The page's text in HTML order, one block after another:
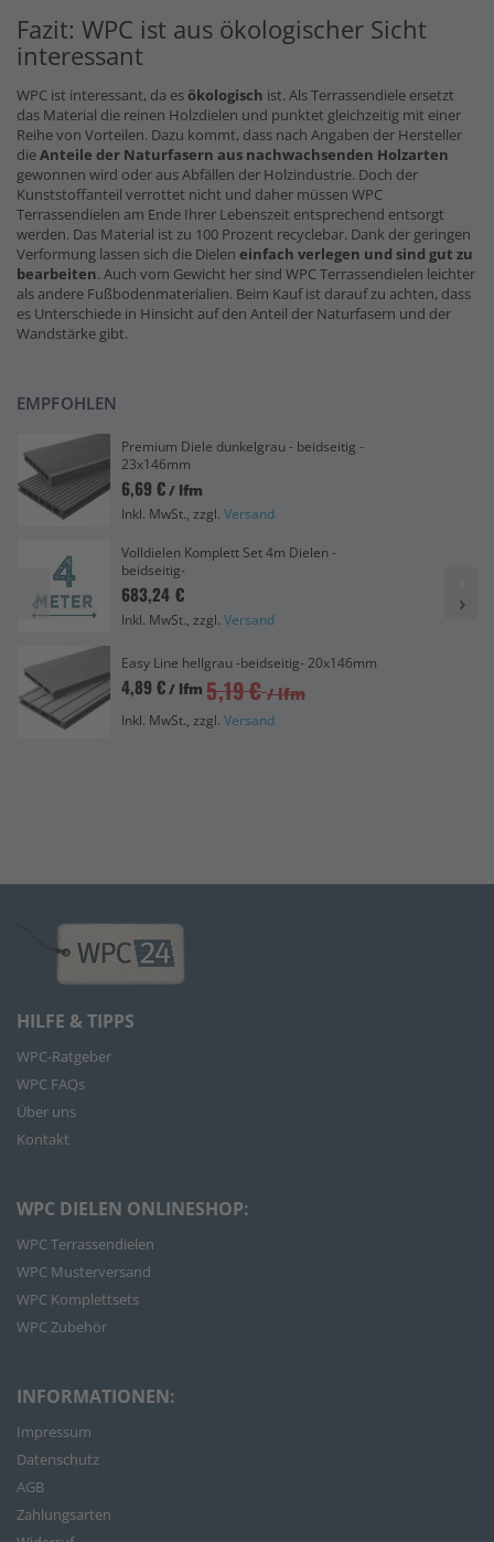
Fazit: WPC ist aus ökologischer Sicht
interessant
WPC ist interessant, da esökologisch ist. Als Terrassendiele ersetzt
das Material die reinen Holzdielen und punktet gleichzeitig mit einer
Reihe von Vorteilen. Dazu kommt, dass nach Angaben der Hersteller
dieAnteile der Naturfasern aus nachwachsenden Holzarten
gewonnen wird oder aus Abfällen der Holzindustrie. Doch der
Kunststoffanteil verrottet nicht und daher müssen WPC
Terrassendielen am Ende Ihrer Lebenszeit entsprechend entsorgt
werden. Das Material ist zu 100 Prozent recyclebar. Dank der geringen
Verformung lassen sich die Dielen einfach verlegen und sind gut zu
bearbeiten. Auch vom Gewicht her sind WPC Terrassendielen leichter
als andere Fußbodenmaterialien. Beim Kauf ist darauf zu achten, dass
es Unterschiede in Hinsicht auf den Anteil der Naturfasern und der
Wandstärke gibt.
EMPFOHLEN
Premium Diele dunkelgrau - beidseitig -
23x146mm
6,69 €/ lfm
Inkl. MwSt., zzgl. Versand
Volldielen Komplett Set 4m Dielen -
beidseitig-
683,24 €
Inkl. MwSt., zzgl. Versand
Easy Line hellgrau -beidseitig- 20x146mm
4,89 €/ lfm 5,19 € / lfm
Inkl. MwSt., zzgl. Versand
HILFE & TIPPS
WPC-Ratgeber
WPC FAQs
Über uns
Kontakt
WPC DIELEN ONLINESHOP:
WPC Terrassendielen
WPC Musterversand
WPC Komplettsets
WPC Zubehör
INFORMATIONEN:
Impressum
Datenschutz
AGB
Zahlungsarten